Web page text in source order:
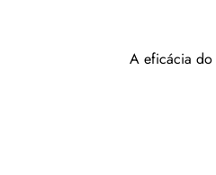
A eficácia do